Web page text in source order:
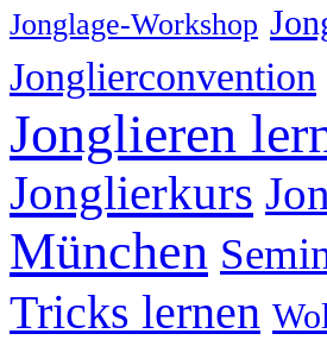
Jonglage-Workshop
Jonglierconvention
Jonglieren
Jonglierkurs
München
Tricks lernen